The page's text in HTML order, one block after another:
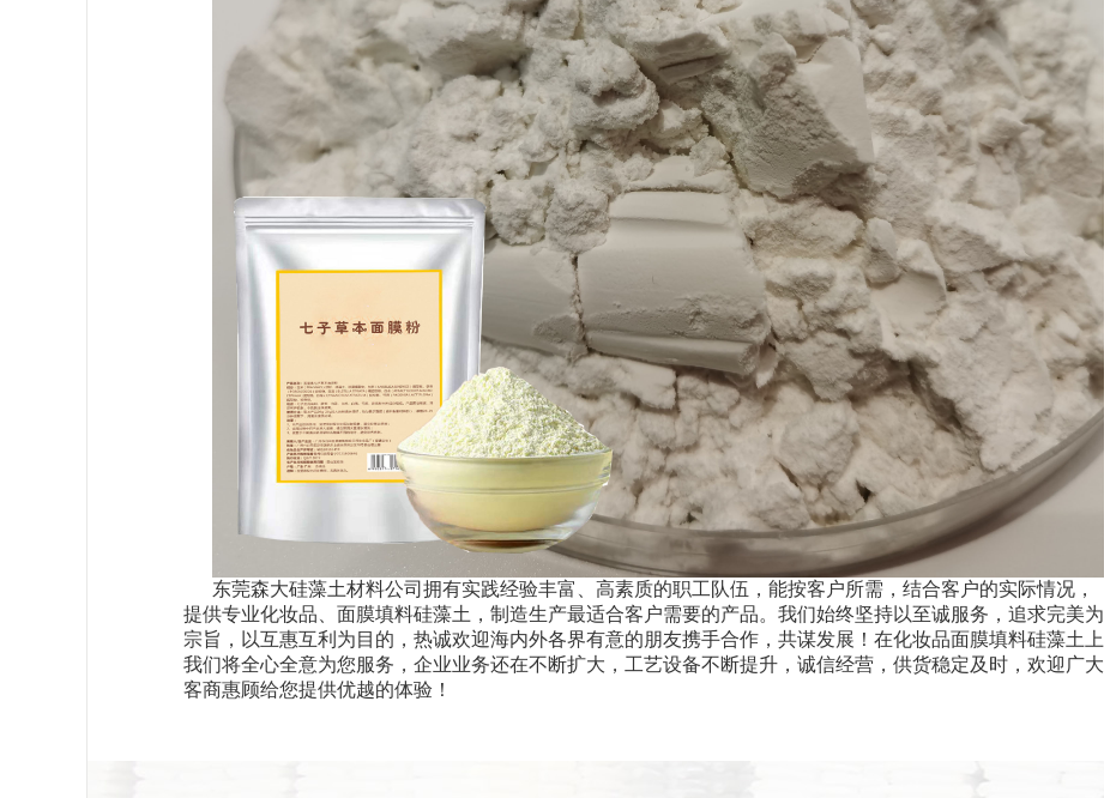
东莞森大硅藻土材料公司拥有实践经验丰富、高素质的职工队伍，能按客户所需，结合客户的实际情况，
提供专业化妆品、面膜填料硅藻土，制造生产最适合客户需要的产品。我们始终坚持以至诚服务，追求完美为
宗旨，以互惠互利为目的，热诚欢迎海内外各界有意的朋友携手合作，共谋发展！在化妆品面膜填料硅藻土上
我们将全心全意为您服务，企业业务还在不断扩大，工艺设备不断提升，诚信经营，供货稳定及时，欢迎广大
客商惠顾给您提供优越的体验！